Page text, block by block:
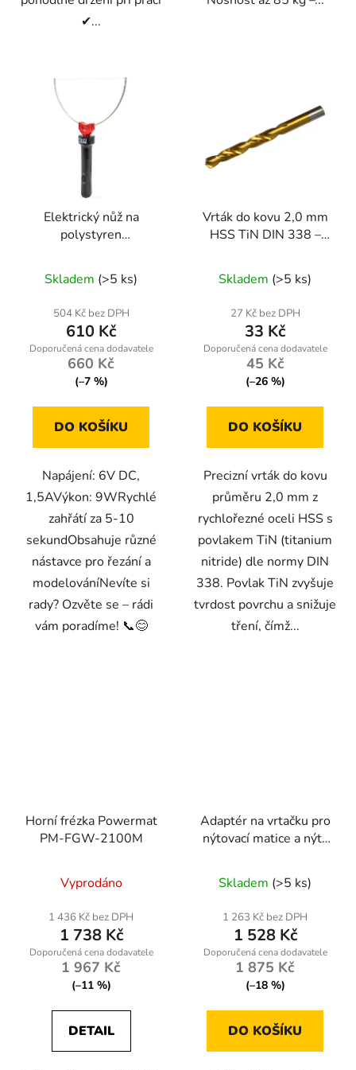
✔...
Elektrický nůž na
polystyren
Skladem (>5 ks)
504 Kč bez DPH
610 Kč
660 Kč
(–7 %)
DO KOŠÍKU
Napájení: 6V DC,
1,5AVýkon: 9WRychlé
zahřátí za 5-10
sekundObsahuje různé
nástavce pro řezání a
modelováníNevíte si
rady? Ozvěte se – rádi
vám poradíme! 📞😊
Vrták do kovu 2,0 mm
HSS TiN DIN 338 –
Skladem (>5 ks)
27 Kč bez DPH
33 Kč
45 Kč
(–26 %)
DO KOŠÍKU
Precizní vrták do kovu
průměru 2,0 mm z
rychlořezné oceli HSS s
povlakem TiN (titanium
nitride) dle normy DIN
338. Povlak TiN zvyšuje
tvrdost povrchu a snižuje
tření, čímž...
Horní frézka Powermat
PM-FGW-2100M
Vyprodáno
1 436 Kč bez DPH
1 738 Kč
1 967 Kč
(–11 %)
DETAIL
Adaptér na vrtačku pro
nýtovací matice a nýty
Skladem (>5 ks)
1 263 Kč bez DPH
1 528 Kč
1 875 Kč
(–18 %)
DO KOŠÍKU